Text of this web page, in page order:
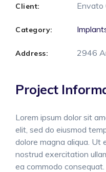
Client: Envato
Category:
Address: 2946
Project
Lorem ipsum dolor sit
elit, sed do eiusmod
dolore magna aliqua. Ut
nostrud exercitation
ea commodo